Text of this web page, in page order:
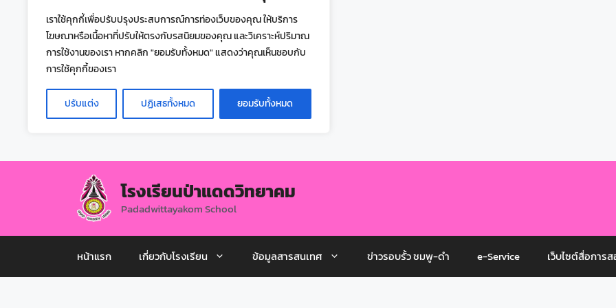
เราใช้คุกกี้เพื่อปรับปรุงประสบการณ์การท่องเว็บของคุณ ให้บริการ
โฆษณาหรือเนื้อหาที่ปรับให้ตรงกับรสนิยมของคุณ และวิเคราะห์ปริมาณ
การใช้งานของเรา หากคลิก "ยอมรับทั้งหมด" แสดงว่าคุณเห็นชอบกับ
การใช้คุกกี้ของเรา
ปรับแต่ง ปฏิเสธทั้งหมด ยอมรับทั้งหมด
โรงเรียนป่าแดดวิทยาคม
Padadwittayakom School
หน้าแรก เกี่ยวกับโรงเรียน ข้อมูลสารสนเทศ ข่าวรอบรั้ว ชมพู-ดำ e-Service เว็บไซต์สื่อการ